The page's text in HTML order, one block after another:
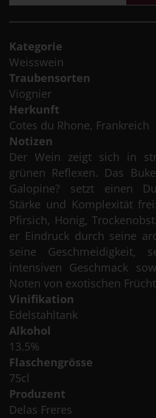
Kategorie
Weisswein
Traubensorten
Viognier
Herkunft
Cotes du Rhone, Frankreich
Notizen
Der Wein zeigt sich in
grünen Reflexen. Das
Galopine? setzt einen
Stärke und Komplexität
Pfirsich, Honig,
er Eindruck durch seine
seine Geschmeidigkeit,
intensiven Geschmack
Noten von exotischen
Vinifikation
Edelstahltank
Alkohol
13.5%
Flaschengrösse
75cl
Produzent
Delas Freres